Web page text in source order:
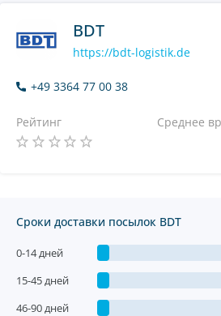
BDT
https://bdt-logistik.de
+49 3364 77 00 38
Рейтинг Среднее
Сроки доставки посылок BDT
0-14 дней
15-45 дней
46-90 дней